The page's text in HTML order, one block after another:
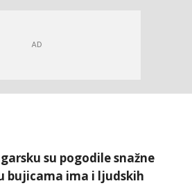
su pogodile snažne
bujicama ima i ljudskih